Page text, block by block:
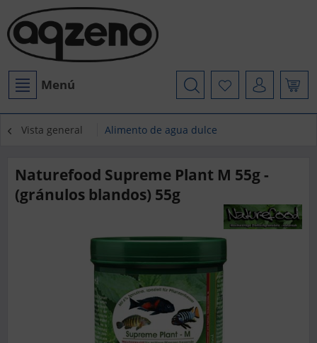
Menú
Vista general Alimento de agua dulce
Naturefood Supreme Plant M 55g -
(gránulos blandos) 55g